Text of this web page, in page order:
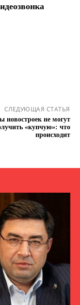
СЛЕДУЮЩАЯ СТАТЬЯ
новостроек не могут
«купчую»: что
происходит